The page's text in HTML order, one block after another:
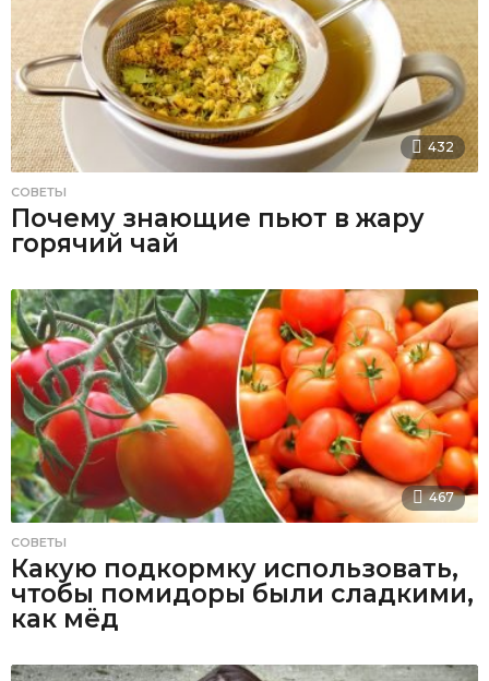
432
СОВЕТЫ
Почему знающие пьют в жару
горячий чай
467
СОВЕТЫ
Какую подкормку использовать,
чтобы помидоры были сладкими,
как мёд